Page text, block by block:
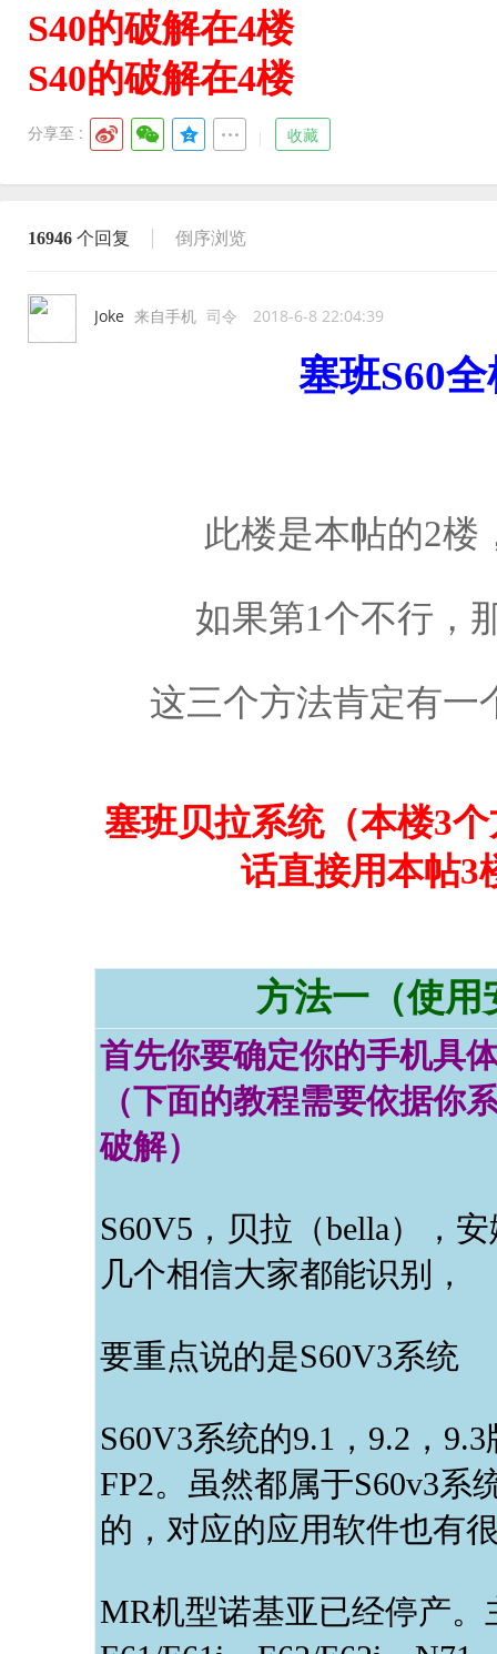
S40的破解在4楼
S40的破解在4楼
分享至 : 收藏
16946 个回复 倒序浏览
Joke 来自手机 司令 2018-6-8 22:04:39
塞班S60
此楼是本帖的2楼
如果第1个不行，
这三个方法肯定有一
塞班贝拉系统（本楼3
话直接用本帖3
方法一（使用
首先你要确定你的手机具
（下面的教程需要依据你
破解）
S60V5，贝拉（bella），
几个相信大家都能识别，
要重点说的是S60V3系统
S60V3系统的9.1，9.2，
FP2。虽然都属于S60v3系
的，对应的应用软件也有
MR机型诺基亚已经停产。